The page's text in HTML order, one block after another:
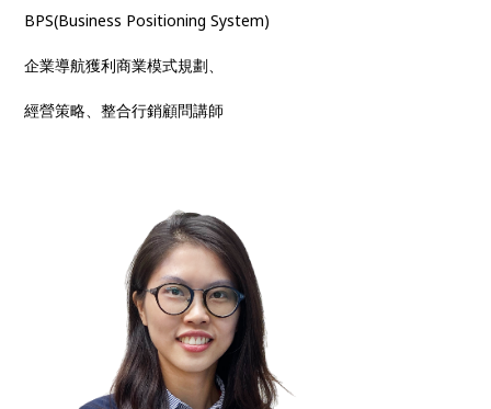
BPS(Business Positioning System)
企業導航獲利商業模式規劃、
經營策略、整合行銷顧問講師